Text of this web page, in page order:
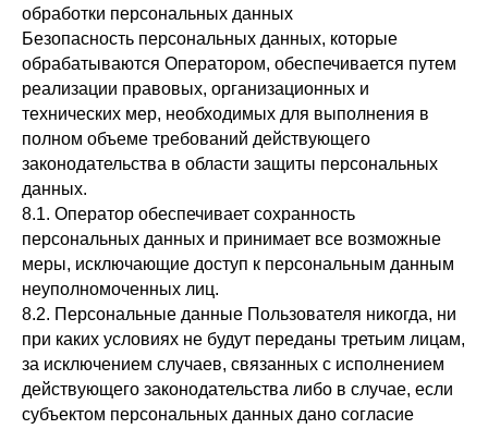
обработки персональных данных
Безопасность персональных данных, которые
обрабатываются Оператором, обеспечивается путем
реализации правовых, организационных и
технических мер, необходимых для выполнения в
полном объеме требований действующего
законодательства в области защиты персональных
данных.
8.1. Оператор обеспечивает сохранность
персональных данных и принимает все возможные
меры, исключающие доступ к персональным данным
неуполномоченных лиц.
8.2. Персональные данные Пользователя никогда, ни
при каких условиях не будут переданы третьим лицам,
за исключением случаев, связанных с исполнением
действующего законодательства либо в случае, если
субъектом персональных данных дано согласие